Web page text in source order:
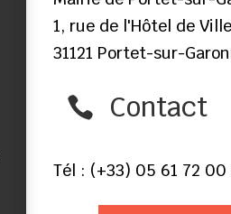
1, rue de l'Hôtel de
31121 Portet-sur-
 Contact
Tél : (+33) 05 61 72 00